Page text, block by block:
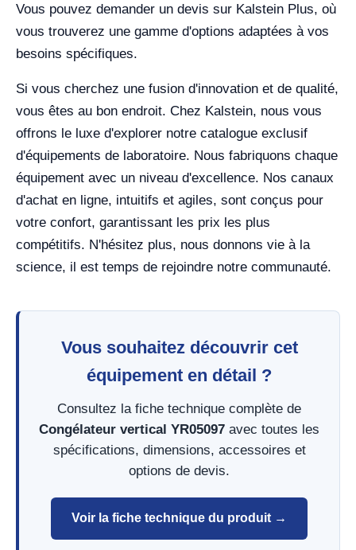
Vous pouvez demander un devis sur Kalstein Plus, où
vous trouverez une gamme d'options adaptées à vos
besoins spécifiques.
Si vous cherchez une fusion d'innovation et de qualité,
vous êtes au bon endroit. Chez Kalstein, nous vous
offrons le luxe d'explorer notre catalogue exclusif
d'équipements de laboratoire. Nous fabriquons chaque
équipement avec un niveau d'excellence. Nos canaux
d'achat en ligne, intuitifs et agiles, sont conçus pour
votre confort, garantissant les prix les plus
compétitifs. N'hésitez plus, nous donnons vie à la
science, il est temps de rejoindre notre communauté.
Vous souhaitez découvrir cet
équipement en détail ?
Consultez la fiche technique complète de
Congélateur vertical YR05097 avec toutes les
spécifications, dimensions, accessoires et
options de devis.
Voir la fiche technique du produit →